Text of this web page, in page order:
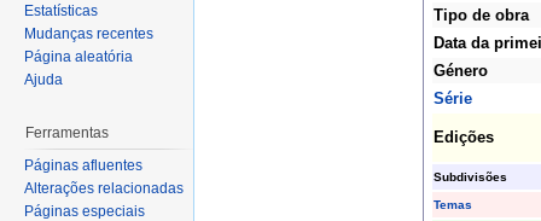
Tipo de obra
Data da
Género
Série
Edições
Subdivisões
Temas
Estatísticas
Mudanças recentes
Página aleatória
Ajuda
Ferramentas
Páginas afluentes
Alterações relacionadas
Páginas especiais